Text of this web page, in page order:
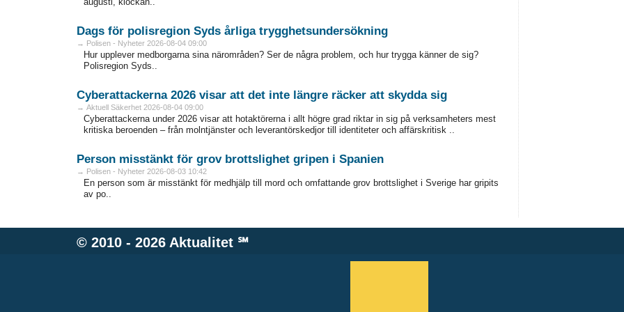
Dags för polisregion Syds årliga trygghetsundersökning
→ Polisen - Nyheter 2026-08-04 09:00
Hur upplever medborgarna sina närområden? Ser de några problem, och hur trygga känner de sig?
Polisregion Syds..
Cyberattackerna 2026 visar att det inte längre räcker att skydda sig
→ Aktuell Säkerhet 2026-08-04 09:00
Cyberattackerna under 2026 visar att hotaktörerna i allt högre grad riktar in sig på verksamheters mest
kritiska beroenden – från molntjänster och leverantörskedjor till identiteter och affärskritisk ..
Person misstänkt för grov brottslighet gripen i Spanien
→ Polisen - Nyheter 2026-08-03 10:42
En person som är misstänkt för medhjälp till mord och omfattande grov brottslighet i Sverige har gripits
av po..
© 2010 - 2026 Aktualitet℠